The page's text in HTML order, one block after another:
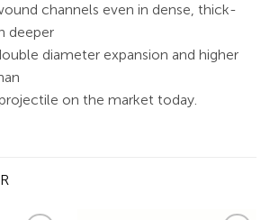
channels even in dense, thick-
deeper
diameter expansion and higher
on the market today.